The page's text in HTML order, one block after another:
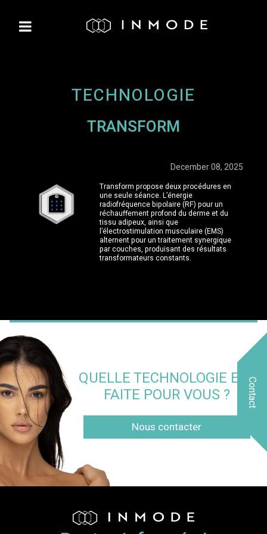
TECHNOLOGIE
TRANSFORM
December 08, 2025
Transform propose deux procédures en
une seule séance. L’énergie
radiofréquence bipolaire (RF) pour un
réchauffement profond du derme et du
tissu adipeux, ainsi que
l’électrostimulation musculaire (EMS)
alternent pour un traitement synergique
par couches, produisant des résultats
transformateurs constants.
QUELLE TECHNOLOGIE EST
FAITE POUR VOUS ?
Nous contacter
Contact